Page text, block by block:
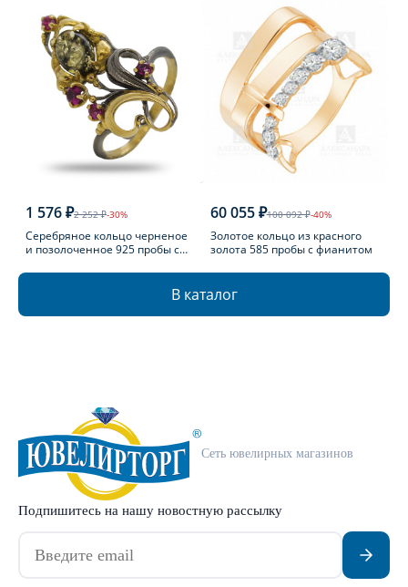
1 576 ₽2 252 ₽-30%
Серебряное кольцо черненое
и позолоченное 925 пробы с
60 055 ₽100 092 ₽-40%
Золотое кольцо из красного
золота 585 пробы с фианитом
В каталог
Сеть ювелирных магазинов
Подпишитесь на нашу новостную рассылку